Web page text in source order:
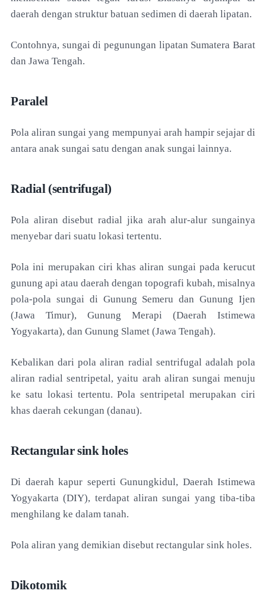
daerah dengan struktur batuan sedimen di daerah lipatan.
Contohnya, sungai di pegunungan lipatan Sumatera Barat
dan Jawa Tengah.
Paralel
Pola aliran sungai yang mempunyai arah hampir sejajar di
antara anak sungai satu dengan anak sungai lainnya.
Radial (sentrifugal)
Pola aliran disebut radial jika arah alur-alur sungainya
menyebar dari suatu lokasi tertentu.
Pola ini merupakan ciri khas aliran sungai pada kerucut
gunung api atau daerah dengan topografi kubah, misalnya
pola-pola sungai di Gunung Semeru dan Gunung Ijen
(Jawa Timur), Gunung Merapi (Daerah Istimewa
Yogyakarta), dan Gunung Slamet (Jawa Tengah).
Kebalikan dari pola aliran radial sentrifugal adalah pola
aliran radial sentripetal, yaitu arah aliran sungai menuju
ke satu lokasi tertentu. Pola sentripetal merupakan ciri
khas daerah cekungan (danau).
Rectangular sink holes
Di daerah kapur seperti Gunungkidul, Daerah Istimewa
Yogyakarta (DIY), terdapat aliran sungai yang tiba-tiba
menghilang ke dalam tanah.
Pola aliran yang demikian disebut rectangular sink holes.
Dikotomik